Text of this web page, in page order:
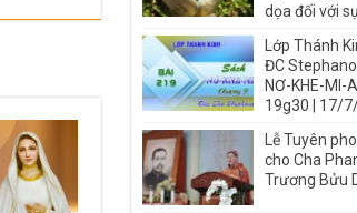
dọa đối với
Lớp Thánh
ĐC
NƠ-KHE-MI-
19g30 | 17/
Lễ Tuyên
cho Cha
Trương Bửu